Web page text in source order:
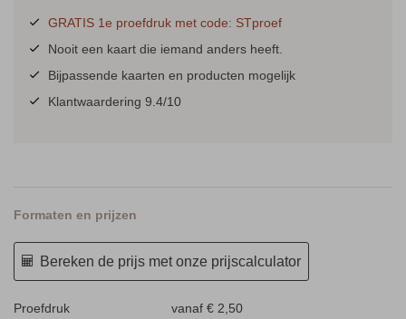
GRATIS 1e proefdruk met code: STproef
Nooit een kaart die iemand anders heeft.
Bijpassende kaarten en producten mogelijk
Klantwaardering 9.4/10
Formaten en prijzen
Bereken de prijs met onze prijscalculator
Proefdruk
vanaf € 2,50